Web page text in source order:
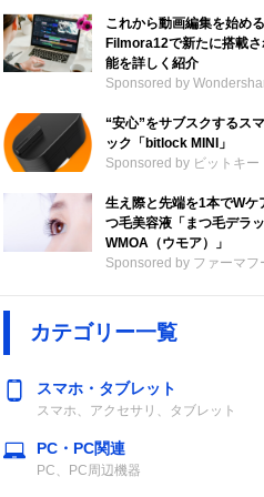
これから動画編集を始める
Filmora12で新たに搭載さ
能を詳しく紹介
Sponsored by
“安心”をサブスクするス
ック「bitlock MINI」
Sponsored by ビットキー
生え際と先端を1本でWケ
つ毛美容液「まつ毛デラ
WMOA（ウモア）」
Sponsored by ファーマフ
カテゴリー一覧
スマホ・タブレット
スマホ、アクセサリ、タブレット
PC・PC関連
PC、PC周辺機器